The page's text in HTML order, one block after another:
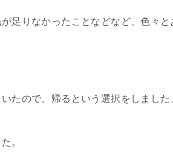
足りなかったことなどなど、色々と
たので、帰るという選択をしました
。